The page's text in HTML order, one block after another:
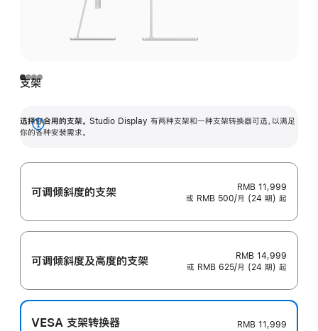
支架
选择你合用的支架。 Studio Display 有两种支架和一种支架转换器可选，以满足
你的各种安装需求。
展
可调倾斜度的支架
RMB 11,999
或 RMB 500/月 (24 期) 起
可调倾斜度及高‍度的支‍架
RMB 14,999
或 RMB 625/月 (24 期) 起
VESA 支架转换器
RMB 11,999